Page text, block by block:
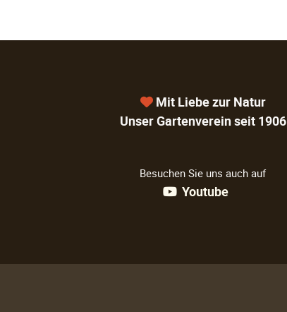
Mit Liebe zur Natur
Unser Gartenverein seit 1906
Besuchen Sie uns auch auf
Youtube